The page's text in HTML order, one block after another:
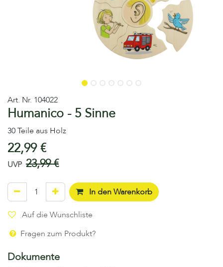
Art. Nr. 104022
Humanico - 5 Sinne
30 Teile aus Holz
22,99€
UVP 23,99€
In den Warenkorb
Auf die Wunschliste
Fragen zum Produkt?
Dokumente